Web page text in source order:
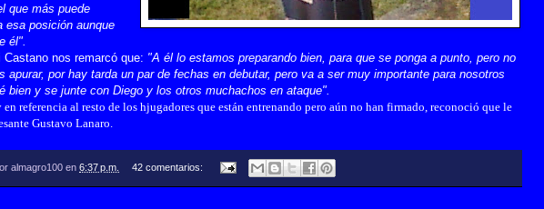
que más puede
esa posición aunque
él".
Castano nos remarcó que: "A él lo estamos preparando bien, para que se ponga a punto, pero no
apurar, por hay tarda un par de fechas en debutar, pero va a ser muy importante para nosotros
bien y se junte con Diego y los otros muchachos en ataque".
referencia al resto de los hjugadores que están entrenando pero aún no han firmado, reconoció que le
Gustavo Lanaro.
almagro100 en 6:37 p.m. 42 comentarios: